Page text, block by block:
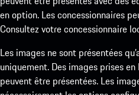
en option. Les concessionnaires
Consultez votre concessionnaire
Les images ne sont présentées
uniquement. Des images prises
peuvent être présentées. Les